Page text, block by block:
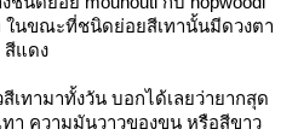
นขณะที่ชนิดย่อยสีเทานั้นมีดวงตา
สีแดง
ทามาทั้งวัน บอกได้เลยว่ายากสุด
า ความมันวาวของขน หรือสีขาว